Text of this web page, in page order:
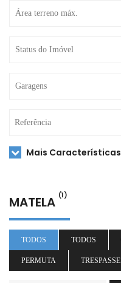
Mais Características
MATELA (1)
TODOS TODOS
PERMUTA TRESPASSE